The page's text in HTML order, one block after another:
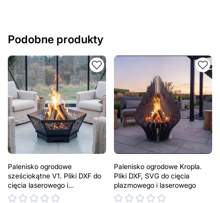
Podobne produkty
Palenisko ogrodowe
sześciokątne V1. Pliki DXF do
cięcia laserowego i
plazmowego
Palenisko ogrodowe Kropla.
Pliki DXF, SVG do cięcia
plazmowego i laserowego